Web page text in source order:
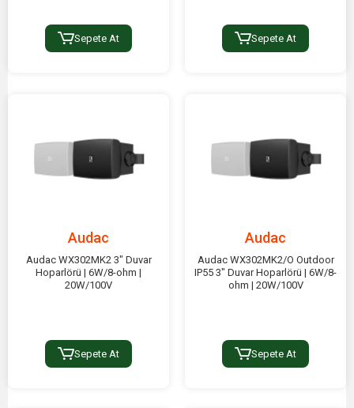
Sepete At Sepete At
Audac
Audac WX302MK2 3" Duvar
Hoparlörü | 6W/8-ohm |
20W/100V
Sepete At
Audac
Audac WX302MK2/O Outdoor
IP55 3" Duvar Hoparlörü | 6W/8-
ohm | 20W/100V
Sepete At